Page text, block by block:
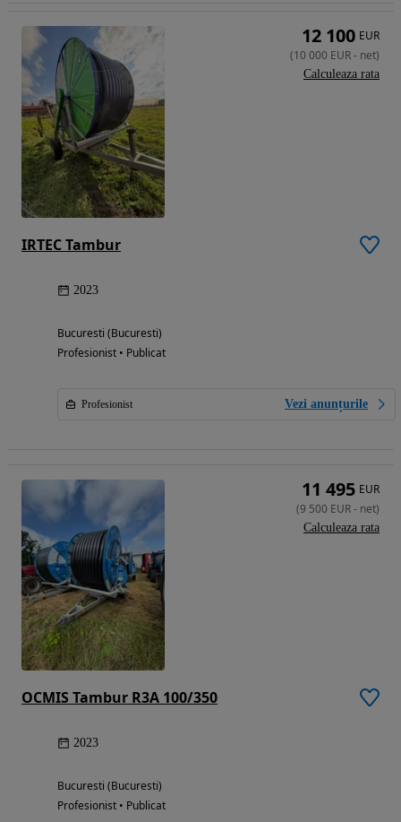
IRTEC Tambur
2023
Bucuresti (Bucuresti)
Profesionist • Publicat
Profesionist Vezi anunțurile
12 100 EUR
(10 000 EUR- net)
Calculeaza rata
OCMIS Tambur R3A 100/350
2023
Bucuresti (Bucuresti)
Profesionist • Publicat
11 495 EUR
(9 500 EUR- net)
Calculeaza rata